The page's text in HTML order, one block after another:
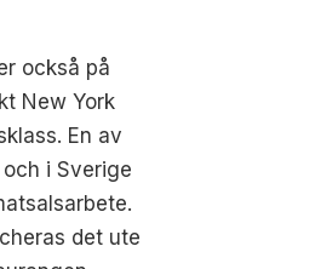
också på
New York
En av
i Sverige
det ute